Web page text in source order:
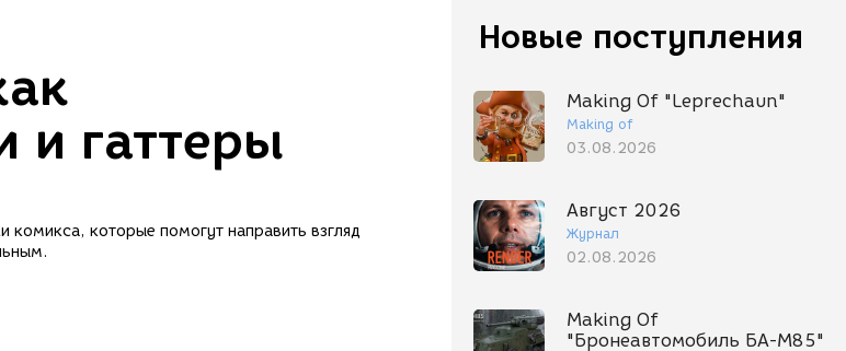
Новые поступления
Making Of "Leprechaun"
Making of
03.08.2026
Август 2026
Журнал
02.08.2026
Making Of
"Бронеавтомобиль БА-М85"
и гаттеры
комикса, которые помогут направить взгляд